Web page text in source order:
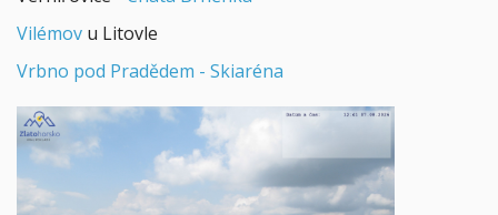
Vilémov u Litovle
Vrbno pod Pradědem - Skiaréna